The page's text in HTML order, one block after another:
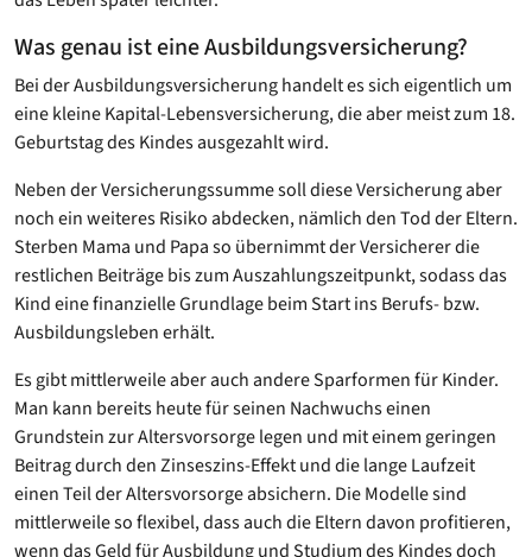
Was genau ist eine Ausbildungsversicherung?
Bei der Ausbildungsversicherung handelt es sich eigentlich um
eine kleine Kapital-Lebensversicherung, die aber meist zum 18.
Geburtstag des Kindes ausgezahlt wird.
Neben der Versicherungssumme soll diese Versicherung aber
noch ein weiteres Risiko abdecken, nämlich den Tod der Eltern.
Sterben Mama und Papa so übernimmt der Versicherer die
restlichen Beiträge bis zum Auszahlungszeitpunkt, sodass das
Kind eine finanzielle Grundlage beim Start ins Berufs- bzw.
Ausbildungsleben erhält.
Es gibt mittlerweile aber auch andere Sparformen für Kinder.
Man kann bereits heute für seinen Nachwuchs einen
Grundstein zur Altersvorsorge legen und mit einem geringen
Beitrag durch den Zinseszins-Effekt und die lange Laufzeit
einen Teil der Altersvorsorge absichern. Die Modelle sind
mittlerweile so flexibel, dass auch die Eltern davon profitieren,
wenn das Geld für Ausbildung und Studium des Kindes doch